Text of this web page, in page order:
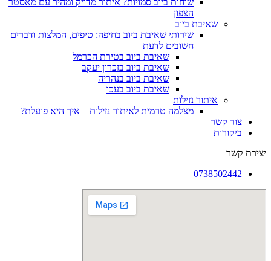
שוחות ביוב סמויות? איתור מדויק ומהיר עם מאסטר
הצפון
שאיבת ביוב
שירותי שאיבת ביוב בחיפה: טיפים, המלצות ודברים
חשובים לדעת
שאיבת ביוב בטירת הכרמל
שאיבת ביוב בזכרון יעקב
שאיבת ביוב בנהריה
שאיבת ביוב בעכו
איתור נזילות
מצלמה טרמית לאיתור נזילות – איך היא פועלת?
צור קשר
ביקורות
יצירת קשר
0738502442